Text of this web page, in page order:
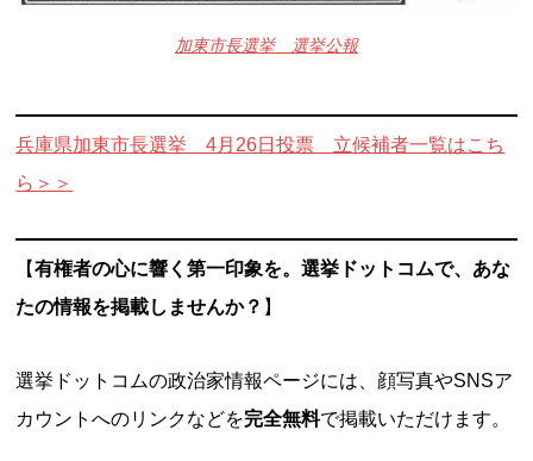
加東市長選挙 選挙公報
兵庫県加東市長選挙 4月26日投票 立候補者一覧はこち
ら＞＞
【有権者の心に響く第一印象を。選挙ドットコムで、あな
たの情報を掲載しませんか？ 】
選挙ドットコムの政治家情報ページには、顔写真やSNSア
カウントへのリンクなどを完全無料で掲載いただけます。